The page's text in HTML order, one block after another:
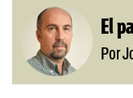
El
Por